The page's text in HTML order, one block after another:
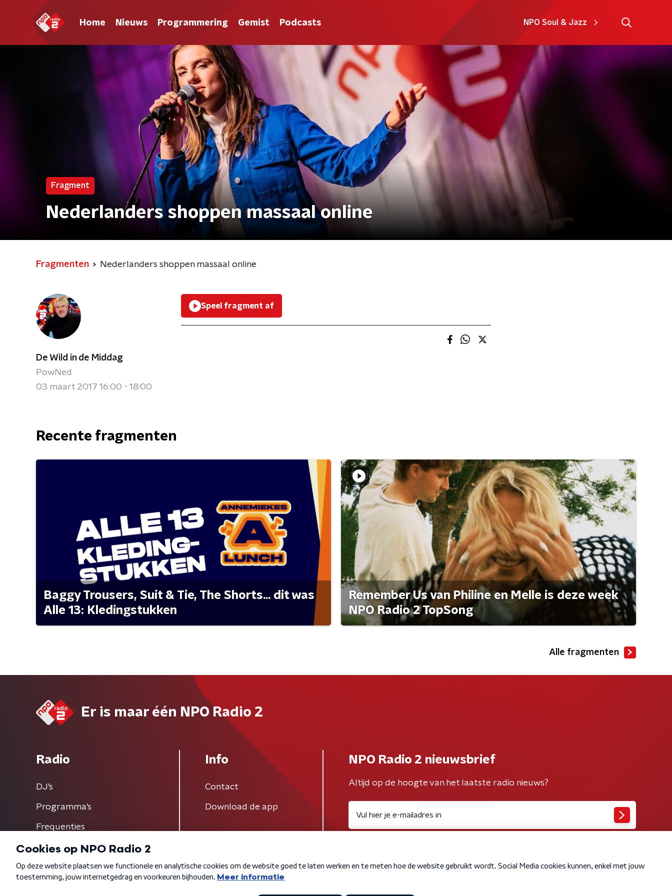
Home Nieuws Programmering Gemist Podcasts NPO Soul & Jazz
Fragment
Nederlanders shoppen massaal online
Fragmenten Nederlanders shoppen massaal online
De Wild in de Middag
PowNed
03 maart 2017 16:00 - 18:00
Speel fragment af
Recente fragmenten
Baggy Trousers, Suit & Tie, The Shorts... dit was
Alle 13: Kledingstukken
Remember Us van Philine en Melle is deze week
NPO Radio 2 TopSong
Alle fragmenten
Er is maar één NPO Radio 2
Radio
DJ’s
Programma's
Frequenties
Info
Contact
Download de app
NPO Radio 2 nieuwsbrief
Altijd op de hoogte van het laatste radio nieuws?
Algemene voorwaarden Privacybeleid